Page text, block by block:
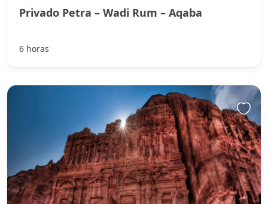
Privado Petra – Wadi Rum – Aqaba
6 horas